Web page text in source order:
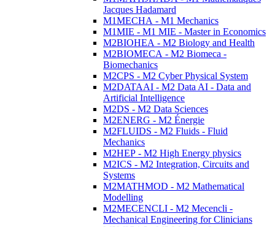
Jacques Hadamard
M1MECHA - M1 Mechanics
M1MIE - M1 MIE - Master in Economics
M2BIOHEA - M2 Biology and Health
M2BIOMECA - M2 Biomeca -
Biomechanics
M2CPS - M2 Cyber Physical System
M2DATAAI - M2 Data AI - Data and
Artificial Intelligence
M2DS - M2 Data Sciences
M2ENERG - M2 Énergie
M2FLUIDS - M2 Fluids - Fluid
Mechanics
M2HEP - M2 High Energy physics
M2ICS - M2 Integration, Circuits and
Systems
M2MATHMOD - M2 Mathematical
Modelling
M2MECENCLI - M2 Mecencli -
Mechanical Engineering for Clinicians